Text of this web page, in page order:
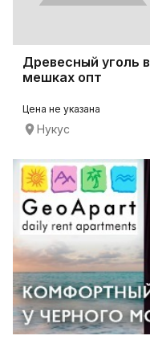
Древесный уголь в
мешках опт
Цена не указана
Нукус